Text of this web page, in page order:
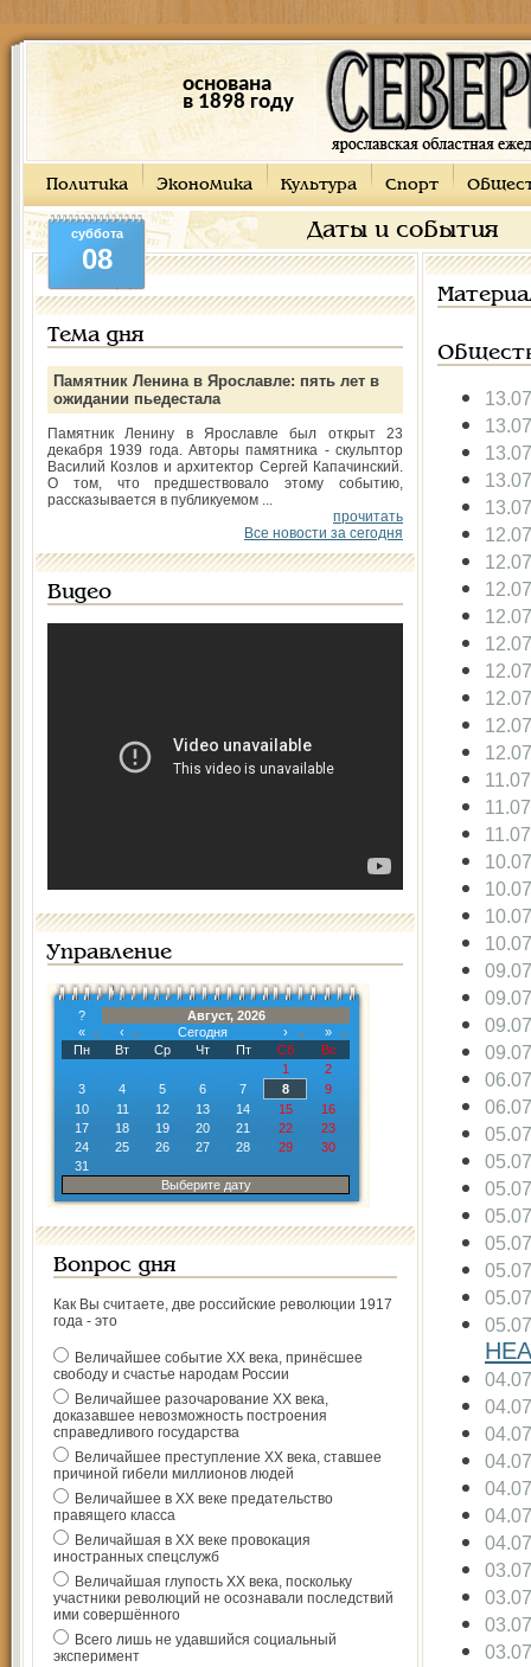
основана
в 1898 году
Политика Экономика Культура Спорт
Даты и события
суббота
08
Тема дня
Памятник Ленина в Ярославле: пять лет в
ожидании пьедестала
Памятник Ленину в Ярославле был открыт 23
декабря 1939 года. Авторы памятника - скульптор
Василий Козлов и архитектор Сергей Капачинский.
О том, что предшествовало этому событию,
рассказывается в публикуемом ...
прочитать
Все новости за сегодня
Видео
Управление
?
Август, 2026
«
‹ Сегодня ›
»
Пн
Вт Ср Чт Пт Сб
Вс
1
2
3
4 5 6 7 8
9
10
11 12 13 14 15
16
17
18 19 20 21 22
23
24
25 26 27 28 29
30
31
Выберите дату
Вопрос дня
Как Вы считаете, две российские революции 1917
года - это
Величайшее событие ХХ века, принёсшее
свободу и счастье народам России
Величайшее разочарование ХХ века,
доказавшее невозможность построения
справедливого государства
Величайшее преступление ХХ века, ставшее
причиной гибели миллионов людей
Величайшее в ХХ веке предательство
правящего класса
Величайшая в ХХ веке провокация
иностранных спецслужб
Величайшая глупость ХХ века, поскольку
участники революций не осознавали последствий
ими совершённого
Всего лишь не удавшийся социальный
эксперимент